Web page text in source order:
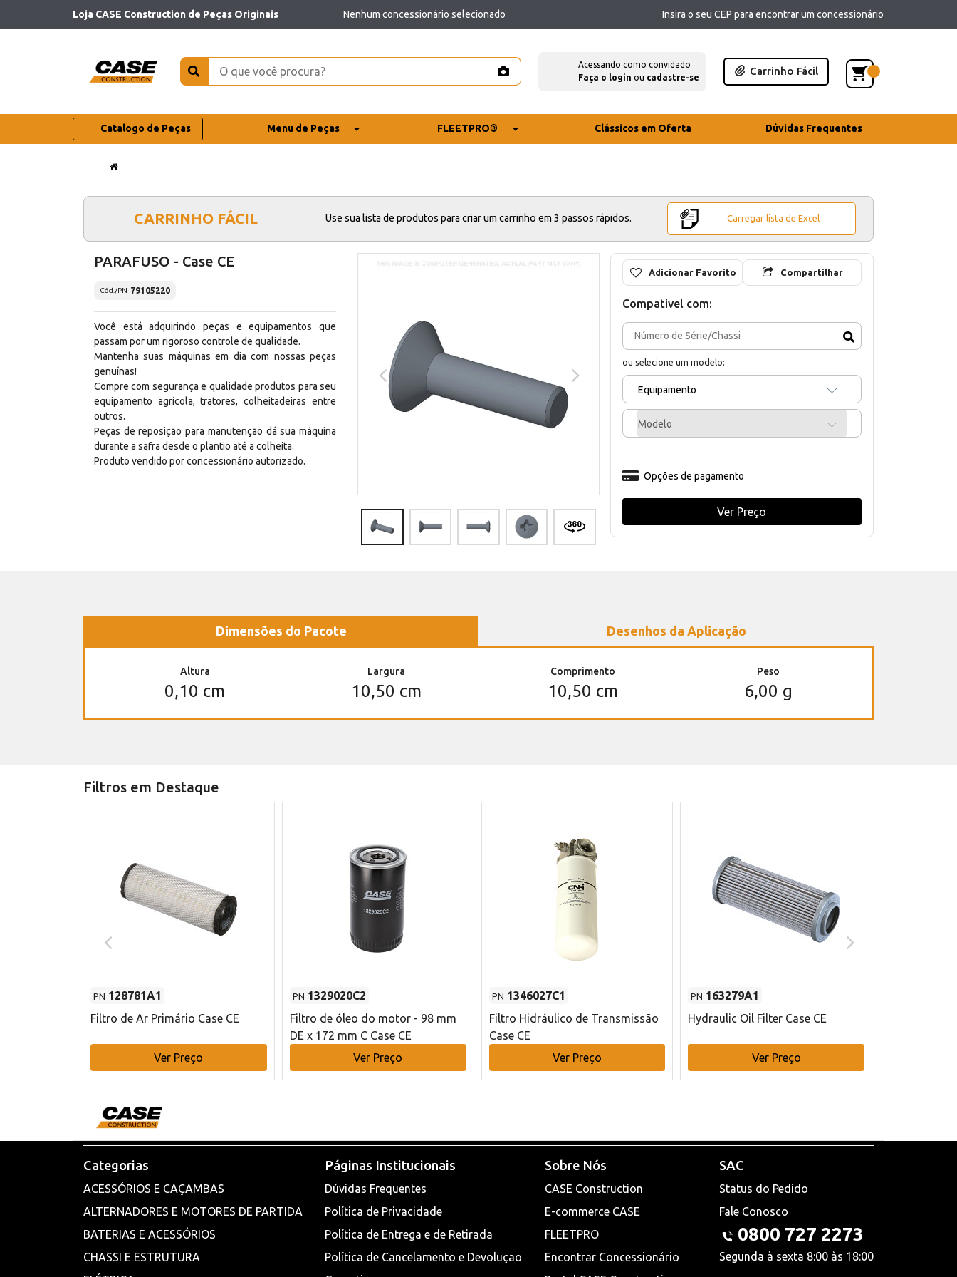
Loja CASE Construction de Peças Originais Nenhum concessionário selecionado Insira o seu CEP para encontrar um concessionário
Acessando como convidado
Faça o login ou cadastre-se
Carrinho Fácil
Catalogo de Peças Menu de Peças FLEETPRO® Clássicos em Oferta Dúvidas Frequentes
CARRINHO FÁCIL Use sua lista de produtos para criar um carrinho em 3 passos rápidos. Carregar lista de Excel
PARAFUSO - Case CE
Cód./PN 79105220
Você está adquirindo peças e equipamentos que
passam por um rigoroso controle de qualidade.
Mantenha suas máquinas em dia com nossas peças
genuínas!
Compre com segurança e qualidade produtos para seu
equipamento agrícola, tratores, colheitadeiras entre
outros.
Peças de reposição para manutenção dá sua máquina
durante a safra desde o plantio até a colheita.
Produto vendido por concessionário autorizado.
Adicionar Favorito Compartilhar
Compativel com:
ou selecione um modelo:
Equipamento
Modelo
Opções de pagamento
Ver Preço
Dimensões do Pacote Desenhos da Aplicação
Altura
0,10 cm
Largura
10,50 cm
Comprimento
10,50 cm
Peso
6,00 g
Filtros em Destaque
PN 128781A1
Filtro de Ar Primário Case CE
Ver Preço
PN 1329020C2
Filtro de óleo do motor - 98 mm
DE x 172 mm C Case CE
Ver Preço
PN 1346027C1
Filtro Hidráulico de Transmissão
Case CE
Ver Preço
PN 163279A1
Hydraulic Oil Filter Case CE
Ver Preço
Categorias
ACESSÓRIOS E CAÇAMBAS
ALTERNADORES E MOTORES DE PARTIDA
BATERIAS E ACESSÓRIOS
CHASSI E ESTRUTURA
Páginas Institucionais
Dúvidas Frequentes
Política de Privacidade
Política de Entrega e de Retirada
Política de Cancelamento e Devoluçao
Sobre Nós
CASE Construction
E-commerce CASE
FLEETPRO
Encontrar Concessionário
SAC
Status do Pedido
Fale Conosco
0800 727 2273
Segunda à sexta 8:00 às 18:00